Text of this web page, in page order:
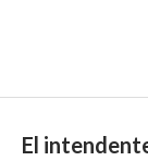
El